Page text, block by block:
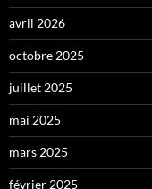
avril 2026
octobre 2025
juillet 2025
mai 2025
mars 2025
février 2025